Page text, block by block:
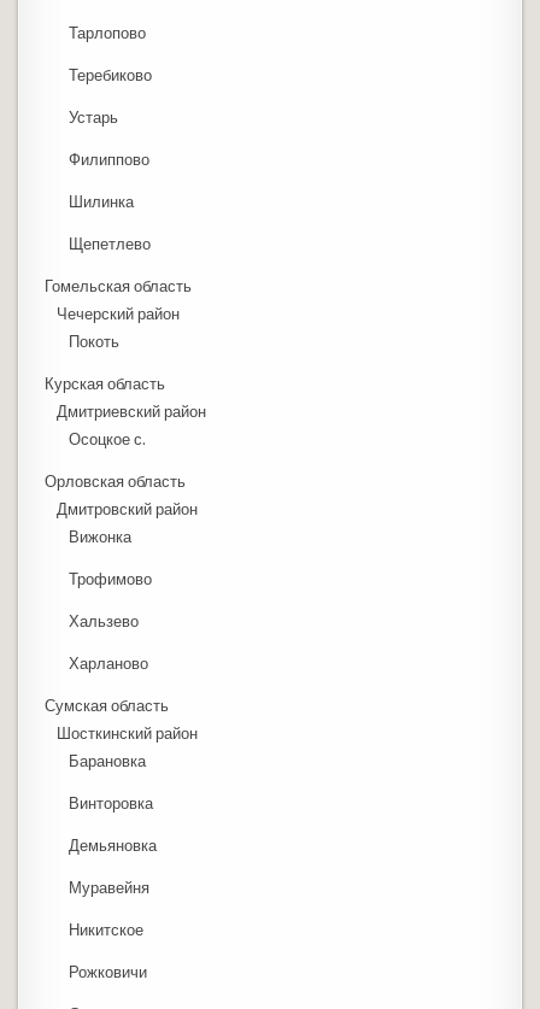
Тарлопово
Теребиково
Устарь
Филиппово
Шилинка
Щепетлево
Гомельская область
Чечерский район
Покоть
Курская область
Дмитриевский район
Осоцкое с.
Орловская область
Дмитровский район
Вижонка
Трофимово
Хальзево
Харланово
Сумская область
Шосткинский район
Барановка
Винторовка
Демьяновка
Муравейня
Никитское
Рожковичи